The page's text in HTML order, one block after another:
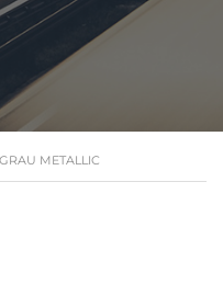
METALLIC